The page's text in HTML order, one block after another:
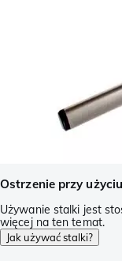
Ostrzenie przy
Używanie stalki jest
więcej na ten temat.
Jak używać stalki?